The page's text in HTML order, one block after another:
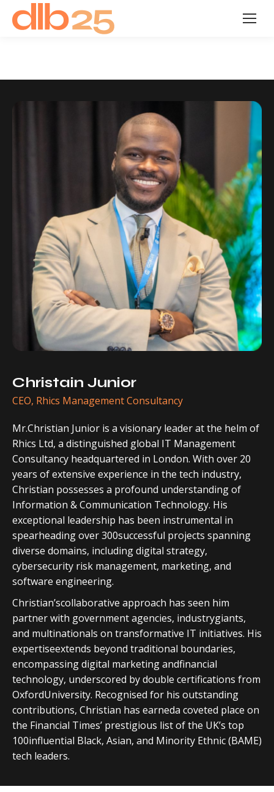
Christain Junior
CEO, Rhics Management Consultancy
Mr.Christian Junior is a visionary leader at the helm of
Rhics Ltd, a distinguished global IT Management
Consultancy headquartered in London. With over 20
years of extensive experience in the tech industry,
Christian possesses a profound understanding of
Information & Communication Technology. His
exceptional leadership has been instrumental in
spearheading over 300successful projects spanning
diverse domains, including digital strategy,
cybersecurity risk management, marketing, and
software engineering.
Christian’scollaborative approach has seen him
partner with government agencies, industrygiants,
and multinationals on transformative IT initiatives. His
expertiseextends beyond traditional boundaries,
encompassing digital marketing andfinancial
technology, underscored by double certifications from
OxfordUniversity. Recognised for his outstanding
contributions, Christian has earneda coveted place on
the Financial Times’ prestigious list of the UK’s top
100influential Black, Asian, and Minority Ethnic (BAME)
tech leaders.